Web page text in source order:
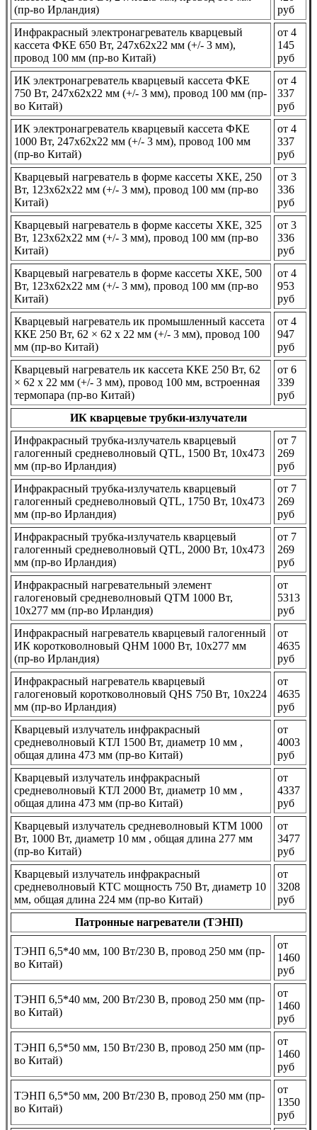
(пр-во Ирландия)
руб
Инфракрасный электронагреватель кварцевый
кассета ФКЕ 650 Вт, 247x62x22 мм (+/- 3 мм),
провод 100 мм (пр-во Китай)
от 4
145
руб
ИК электронагреватель кварцевый кассета ФКЕ
750 Вт, 247x62x22 мм (+/- 3 мм), провод 100 мм (пр-
во Китай)
от 4
337
руб
ИК электронагреватель кварцевый кассета ФКЕ
1000 Вт, 247x62x22 мм (+/- 3 мм), провод 100 мм
(пр-во Китай)
от 4
337
руб
Кварцевый нагреватель в форме кассеты ХКЕ, 250
Вт, 123x62x22 мм (+/- 3 мм), провод 100 мм (пр-во
Китай)
от 3
336
руб
Кварцевый нагреватель в форме кассеты ХКЕ, 325
Вт, 123x62x22 мм (+/- 3 мм), провод 100 мм (пр-во
Китай)
от 3
336
руб
Кварцевый нагреватель в форме кассеты ХКЕ, 500
Вт, 123x62x22 мм (+/- 3 мм), провод 100 мм (пр-во
Китай)
от 4
953
руб
Кварцевый нагреватель ик промышленный кассета
ККЕ 250 Вт, 62 × 62 х 22 мм (+/- 3 мм), провод 100
мм (пр-во Китай)
от 4
947
руб
Кварцевый нагреватель ик кассета ККЕ 250 Вт, 62
× 62 х 22 мм (+/- 3 мм), провод 100 мм, встроенная
термопара (пр-во Китай)
от 6
339
руб
ИК кварцевые трубки-излучатели
Инфракрасный трубка-излучатель кварцевый
галогенный средневолновый QTL, 1500 Вт, 10x473
мм (пр-во Ирландия)
от 7
269
руб
Инфракрасный трубка-излучатель кварцевый
галогенный средневолновый QTL, 1750 Вт, 10x473
мм (пр-во Ирландия)
от 7
269
руб
Инфракрасный трубка-излучатель кварцевый
галогенный средневолновый QTL, 2000 Вт, 10x473
мм (пр-во Ирландия)
от 7
269
руб
Инфракрасный нагревательный элемент
галогеновый средневолновый QTM 1000 Вт,
10x277 мм (пр-во Ирландия)
от
5313
руб
Инфракрасный нагреватель кварцевый галогенный
ИК коротковолновый QHM 1000 Вт, 10x277 мм
(пр-во Ирландия)
от
4635
руб
Инфракрасный нагреватель кварцевый
галогеновый коротковолновый QHS 750 Вт, 10x224
мм (пр-во Ирландия)
от
4635
руб
Кварцевый излучатель инфракрасный
средневолновый КТЛ 1500 Вт, диаметр 10 мм ,
общая длина 473 мм (пр-во Китай)
от
4003
руб
Кварцевый излучатель инфракрасный
средневолновый КТЛ 2000 Вт, диаметр 10 мм ,
общая длина 473 мм (пр-во Китай)
от
4337
руб
Кварцевый излучатель средневолновый КТМ 1000
Вт, 1000 Вт, диаметр 10 мм , общая длина 277 мм
(пр-во Китай)
от
3477
руб
Кварцевый излучатель инфракрасный
средневолновый КТС мощность 750 Вт, диаметр 10
мм, общая длина 224 мм (пр-во Китай)
от
3208
руб
Патронные нагреватели (ТЭНП)
ТЭНП 6,5*40 мм, 100 Вт/230 В, провод 250 мм (пр-
во Китай)
от
1460
руб
ТЭНП 6,5*40 мм, 200 Вт/230 В, провод 250 мм (пр-
во Китай)
от
1460
руб
ТЭНП 6,5*50 мм, 150 Вт/230 В, провод 250 мм (пр-
во Китай)
от
1460
руб
ТЭНП 6,5*50 мм, 200 Вт/230 В, провод 250 мм (пр-
во Китай)
от
1350
руб